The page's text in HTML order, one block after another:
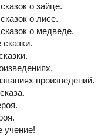
о зайце.
о лисе.
о медведе.
произведений.
учение!